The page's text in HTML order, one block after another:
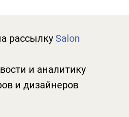
рассылку Salon
и аналитику
и дизайнеров